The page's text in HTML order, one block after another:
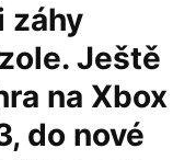
záhy
Ještě
na Xbox
do nové